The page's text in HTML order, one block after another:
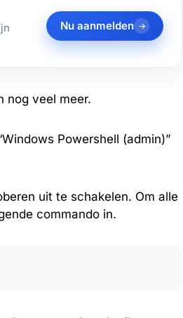
Nu aanmelden
nog veel meer.
Powershell (admin)”
uit te schakelen. Om alle
commando in.